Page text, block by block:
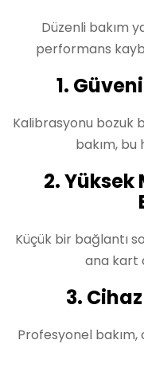
Düzenli bakım
performans
1.
Kalibrasyonu bozuk
bakım, bu
2. Yüksek
Küçük bir bağlantı
ana kart
3.
Profesyonel bakım,